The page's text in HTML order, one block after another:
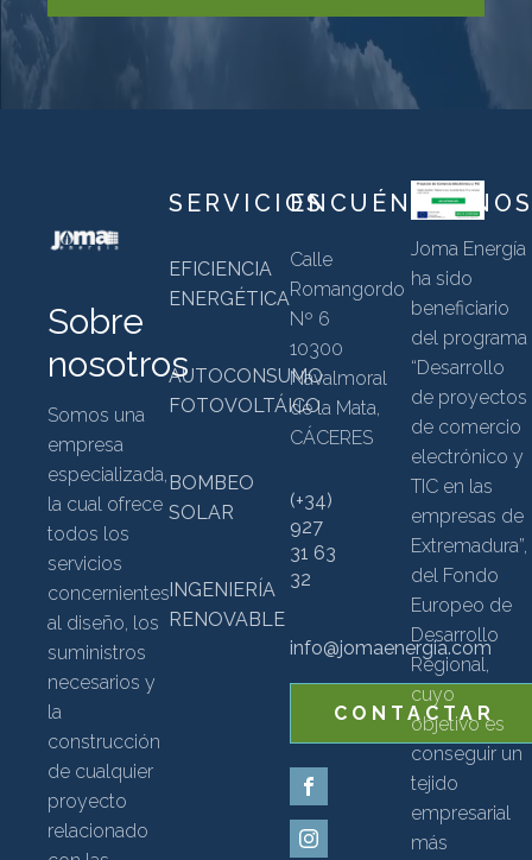
Sobre
nosotros
Somos una
empresa
especializada,
la cual ofrece
todos los
servicios
concernientes
al diseño, los
suministros
necesarios y
la
construcción
de cualquier
proyecto
relacionado
SERVICIOS
EFICIENCIA
ENERGÉTICA
AUTOCONSUMO
FOTOVOLTÁICO
BOMBEO
SOLAR
INGENIERÍA
RENOVABLE
ENCUÉNTRANOS
Calle
Romangordo
Nº 6
10300
Navalmoral
de la Mata,
CÁCERES
(+34)
927
31 63
32
info@jomaenergia.com
CONTACTAR
Joma Energía
ha sido
beneficiario
del programa
“Desarrollo
de proyectos
de comercio
electrónico y
TIC en las
empresas de
Extremadura”,
del Fondo
Europeo de
Desarrollo
Regional,
cuyo
objetivo es
conseguir un
tejido
empresarial
más